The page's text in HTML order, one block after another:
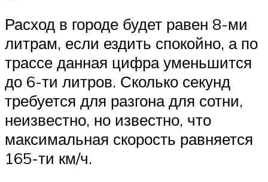
Расход в городе будет равен 8-ми
литрам, если ездить спокойно, а по
трассе данная цифра уменьшится
до 6-ти литров. Сколько секунд
требуется для разгона для сотни,
неизвестно, но известно, что
максимальная скорость равняется
165-ти км/ч.